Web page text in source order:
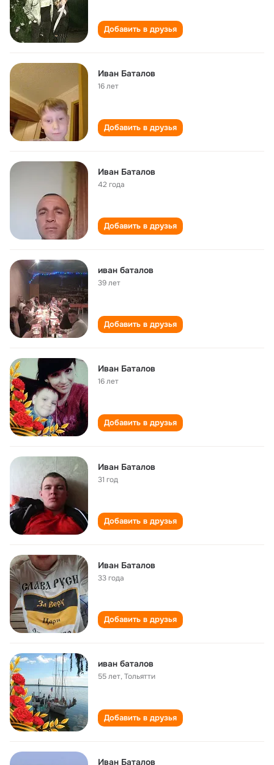
Добавить в друзья
Иван Баталов
16 лет
Добавить в друзья
Иван Баталов
42 года
Добавить в друзья
иван баталов
39 лет
Добавить в друзья
Иван Баталов
16 лет
Добавить в друзья
Иван Баталов
31 год
Добавить в друзья
Иван Баталов
33 года
Добавить в друзья
иван баталов
55 лет,Тольятти
Добавить в друзья
Иван Баталов